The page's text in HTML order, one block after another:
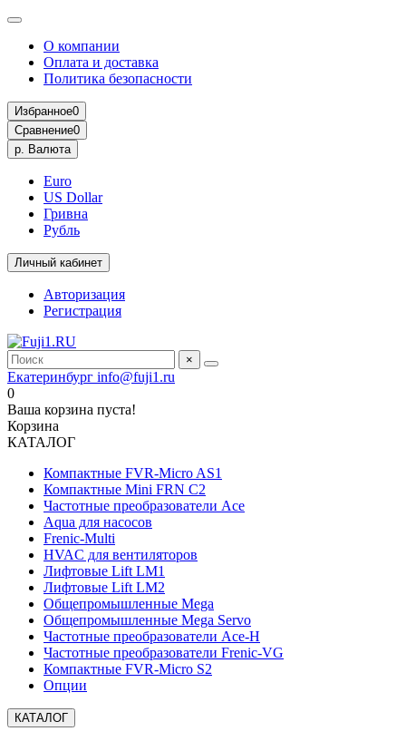
О компании
Оплата и доставка
Политика безопасности
Избранное0
Сравнение0
р. Валюта
Euro
US Dollar
Гривна
Рубль
Личный кабинет
Авторизация
Регистрация
×
Екатеринбург info@fuji1.ru
0
Ваша корзина пуста!
Корзина
КАТАЛОГ
Компактные FVR-Micro AS1
Компактные Mini FRN C2
Частотные преобразователи Ace
Aqua для насосов
Frenic-Multi
HVAC для вентиляторов
Лифтовые Lift LM1
Лифтовые Lift LM2
Общепромышленные Mega
Общепромышленные Mega Servo
Частотные преобразователи Ace-H
Частотные преобразователи Frenic-VG
Компактные FVR-Micro S2
Опции
КАТАЛОГ